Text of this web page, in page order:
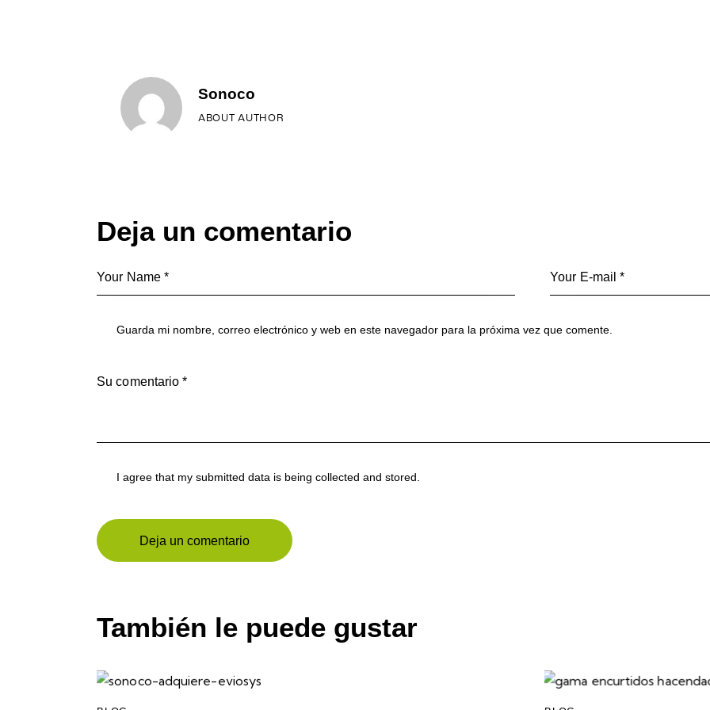
Sonoco
ABOUT AUTHOR
Deja un comentario
Guarda mi nombre, correo electrónico y web en este navegador para la próxima vez que comente.
I agree that my submitted data is being collected and stored.
También le puede gustar